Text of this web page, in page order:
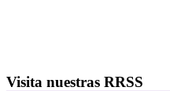
Visita nuestras RRSS